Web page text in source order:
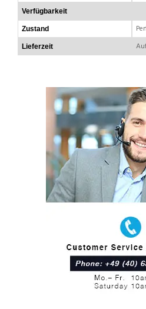
Verfügbarkeit
Zustand
Lieferzeit